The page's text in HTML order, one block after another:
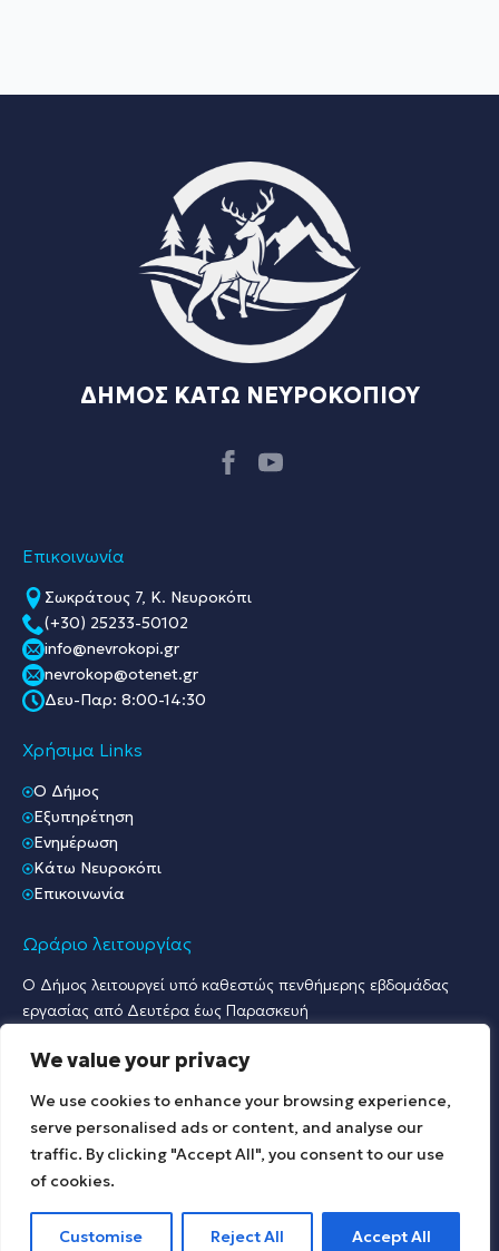
We value your privacy
We use cookies to enhance your browsing experience,
serve personalised ads or content, and analyse our
traffic. By clicking "Accept All", you consent to our use
of cookies.
Customise Reject All Accept All
ΔΗΜΟΣ ΚΑΤΩ ΝΕΥΡΟΚΟΠΙΟΥ
Επικοινωνία
Σωκράτους 7, Κ. Νευροκόπι
(+30) 25233-50102
info@nevrokopi.gr
nevrokop@otenet.gr
Δευ-Παρ: 8:00-14:30
Χρήσιμα Links
O Δήμος
Εξυπηρέτηση
Ενημέρωση
Κάτω Νευροκόπι
Επικοινωνία
Ωράριο λειτουργίας
Ο Δήμος λειτουργεί υπό καθεστώς πενθήμερης εβδομάδας
εργασίας από Δευτέρα έως Παρασκευή
Γραφείο Πρωτοκόλλου & Γραφεία Υποδοχής Πολιτών:
Δευτέρα έως Παρασκευή: 09:00 – 15:00.
© 2025 All rights reserved.